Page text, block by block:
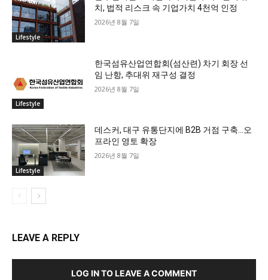
Lifestyle
치, 법적 리스크 속 기업가치 4천억 인정
2026년 8월 7일
Lifestyle
한국섬유산업연합회(섬산련) 차기 회장 선
임 난항, 추대위 재구성 결정
2026년 8월 7일
Lifestyle
데스커, 대구 유통단지에 B2B 거점 구축…오
프라인 영토 확장
2026년 8월 7일
LEAVE A REPLY
LOG IN TO LEAVE A COMMENT